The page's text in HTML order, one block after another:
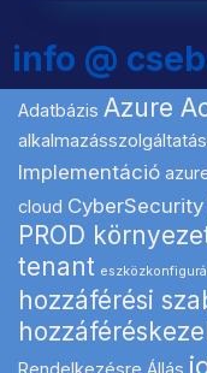
info @
Adatbázis Azure
Implementáció
cloud CyberSecurity
PROD
tenant
hozzáférési
Rendelkezésre Állás